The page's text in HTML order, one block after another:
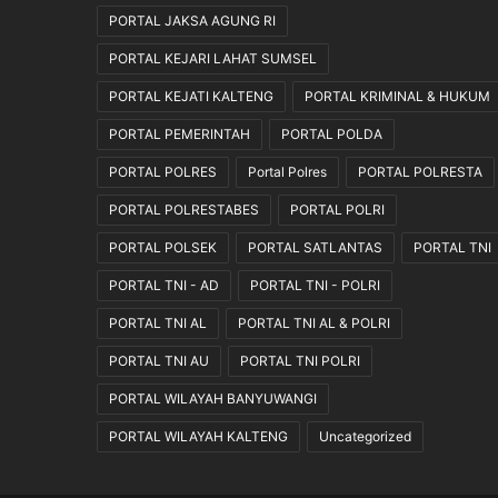
G
a
s
PORTAL JAKSA AGUNG RI
PORTAL KEJARI LAHAT SUMSEL
PORTAL KEJATI KALTENG PORTAL KRIMINAL & HUKUM
PORTAL PEMERINTAH PORTAL POLDA
PORTAL POLRES Portal Polres PORTAL POLRESTA
PORTAL POLRESTABES PORTAL POLRI
PORTAL POLSEK PORTAL SATLANTAS PORTAL TNI
PORTAL TNI - AD PORTAL TNI - POLRI
PORTAL TNI AL PORTAL TNI AL & POLRI
PORTAL TNI AU PORTAL TNI POLRI
PORTAL WILAYAH BANYUWANGI
PORTAL WILAYAH KALTENG Uncategorized